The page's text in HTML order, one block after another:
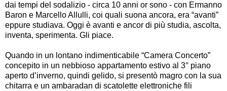
dai tempi del sodalizio - circa 10 anni or sono - con Ermanno
Baron e Marcello Allulli, coi quali suona ancora, era “avanti”
eppure studiava. Oggi è avanti e ancor di più studia, ascolta,
inventa, sperimenta. Gli piace.
Quando in un lontano indimenticabile “Camera Concerto”
concepito in un nebbioso appartamento estivo al 3° piano
aperto d’inverno, quindi gelido, si presentò magro con la sua
chitarra e un ambaradan di scatolette elettroniche fili